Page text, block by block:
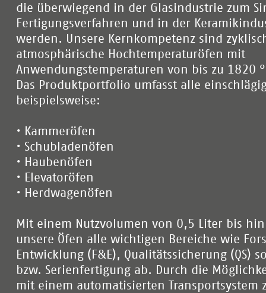
die überwiegend in der Glasindustrie zum
Fertigungsverfahren und in der
werden. Unsere Kernkompetenz sind
atmosphärische Hochtemperaturöfen mit
Anwendungstemperaturen von bis zu 1820
Das Produktportfolio umfasst alle
beispielsweise:
• Kammeröfen
• Schubladenöfen
• Haubenöfen
• Elevatoröfen
• Herdwagenöfen
Mit einem Nutzvolumen von 0,5 Liter bis hin
unsere Öfen alle wichtigen Bereiche wie
Entwicklung (F&E), Qualitätssicherung (QS)
bzw. Serienfertigung ab. Durch die
mit einem automatisierten Transportsystem